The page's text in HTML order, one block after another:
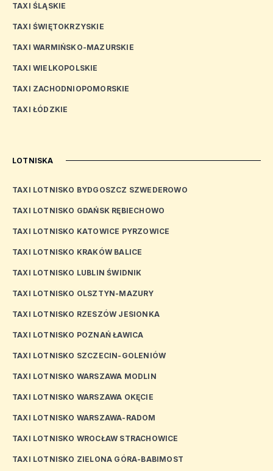
TAXI ŚLĄSKIE
TAXI ŚWIĘTOKRZYSKIE
TAXI WARMIŃSKO-MAZURSKIE
TAXI WIELKOPOLSKIE
TAXI ZACHODNIOPOMORSKIE
TAXI ŁÓDZKIE
LOTNISKA
TAXI LOTNISKO BYDGOSZCZ SZWEDEROWO
TAXI LOTNISKO GDAŃSK RĘBIECHOWO
TAXI LOTNISKO KATOWICE PYRZOWICE
TAXI LOTNISKO KRAKÓW BALICE
TAXI LOTNISKO LUBLIN ŚWIDNIK
TAXI LOTNISKO OLSZTYN-MAZURY
TAXI LOTNISKO RZESZÓW JESIONKA
TAXI LOTNISKO POZNAŃ ŁAWICA
TAXI LOTNISKO SZCZECIN-GOLENIÓW
TAXI LOTNISKO WARSZAWA MODLIN
TAXI LOTNISKO WARSZAWA OKĘCIE
TAXI LOTNISKO WARSZAWA-RADOM
TAXI LOTNISKO WROCŁAW STRACHOWICE
TAXI LOTNISKO ZIELONA GÓRA-BABIMOST